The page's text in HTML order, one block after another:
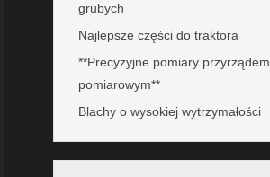
grubych
Najlepsze części do traktora
**Precyzyjne pomiary przyrządem
pomiarowym**
Blachy o wysokiej wytrzymałości